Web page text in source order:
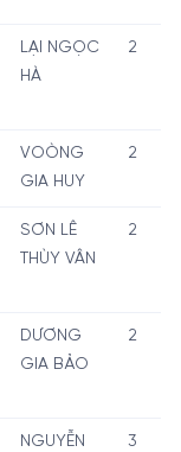
LẠI NGỌC
HÀ
2
VOÒNG
GIA HUY
2
SƠN LÊ
THÙY VÂN
2
DƯƠNG
GIA BẢO
2
NGUYỄN
3